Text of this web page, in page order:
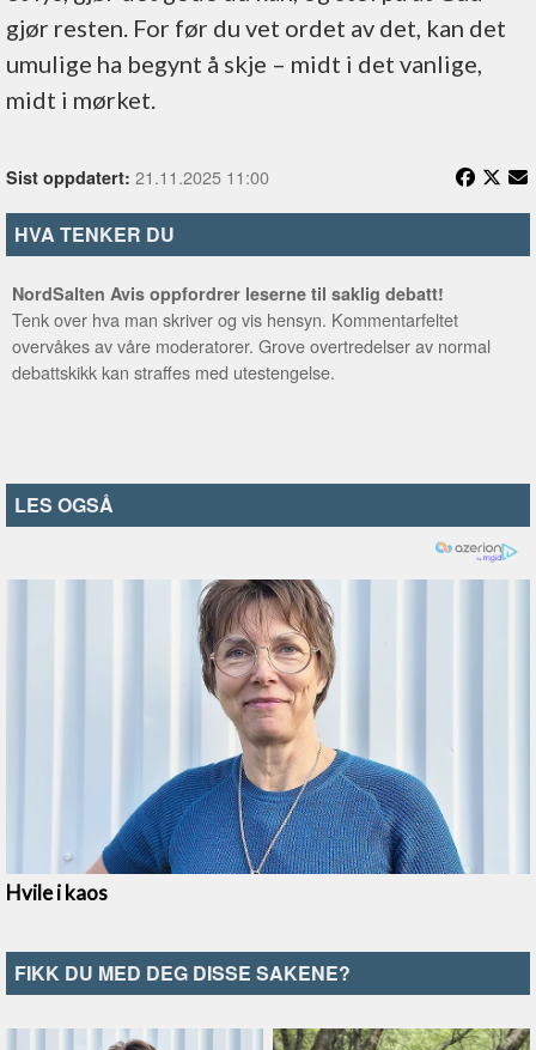
gjør resten. For før du vet ordet av det, kan det
umulige ha begynt å skje – midt i det vanlige,
midt i mørket.
Sist oppdatert: 21.11.2025 11:00
HVA TENKER DU
NordSalten Avis oppfordrer leserne til saklig debatt!
Tenk over hva man skriver og vis hensyn. Kommentarfeltet
overvåkes av våre moderatorer. Grove overtredelser av normal
debattskikk kan straffes med utestengelse.
LES OGSÅ
FIKK DU MED DEG DISSE SAKENE?